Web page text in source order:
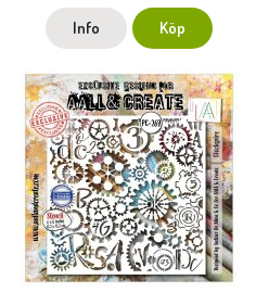
Info Köp